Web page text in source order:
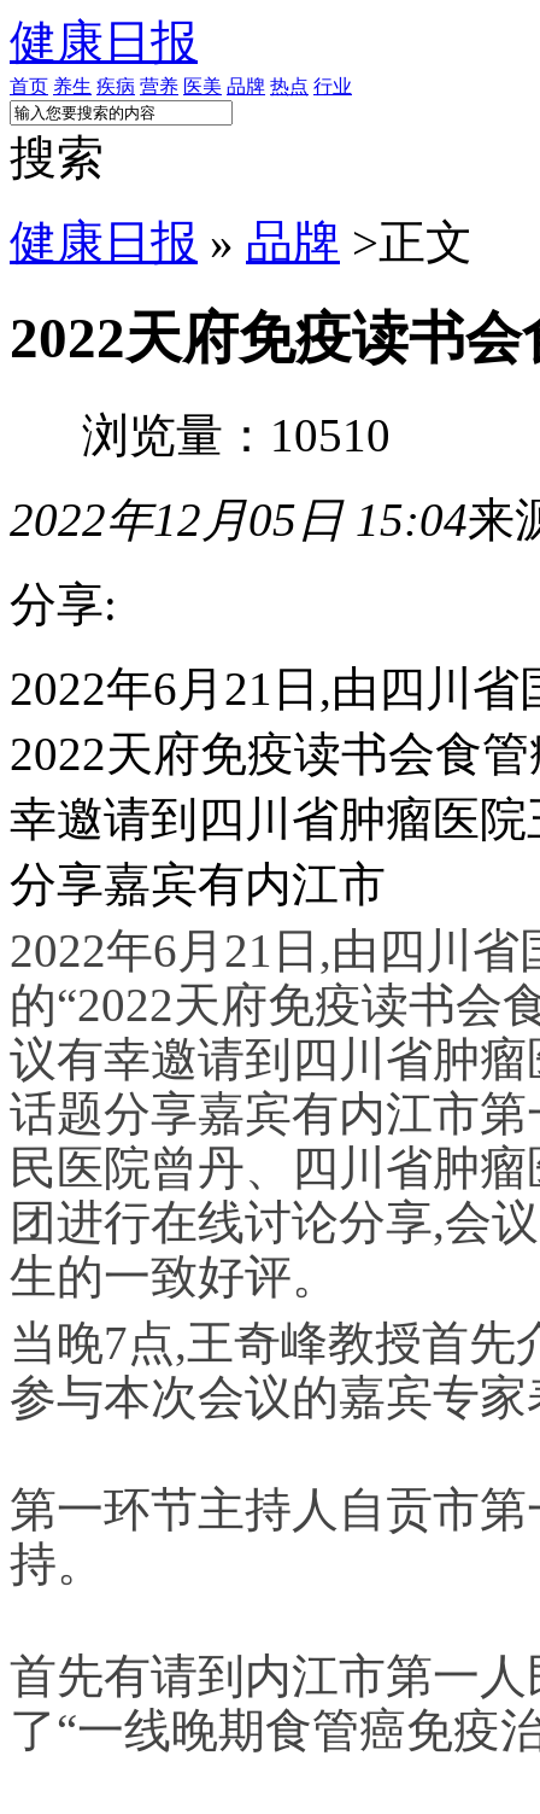
健康日报
首页 养生 疾病 营养 医美 品牌 热点 行业
搜索
健康日报 » 品牌 >正文
2022天府免疫读书
浏览量：10510
2022年12月05日 15:04来
分享:
2022年6月21日,由四川
2022天府免疫读书会食
幸邀请到四川省肿瘤医
分享嘉宾有内江市
2022年6月21日,由四川
的“2022天府免疫读书会
议有幸邀请到四川省肿
话题分享嘉宾有内江市
民医院曾丹、四川省肿
团进行在线讨论分享,会
生的一致好评。
当晚7点,王奇峰教授首
参与本次会议的嘉宾专
第一环节主持人自贡市
持。
首先有请到内江市第一
了“一线晚期食管癌免疫